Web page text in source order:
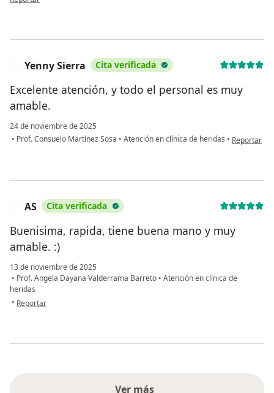
Yenny Sierra Cita verificada
Excelente atención, y todo el personal es muy
amable.
24 de noviembre de 2025
• Prof. Consuelo Martínez Sosa • Atención en clínica de heridas • en opinión
Reportar
AS Cita verificada
Buenisima, rapida, tiene buena mano y muy
amable. :)
13 de noviembre de 2025
• Prof. Angela Dayana Valderrama Barreto • Atención en clínica de
heridas
• en opinión del usuario AS
Reportar
Ver más